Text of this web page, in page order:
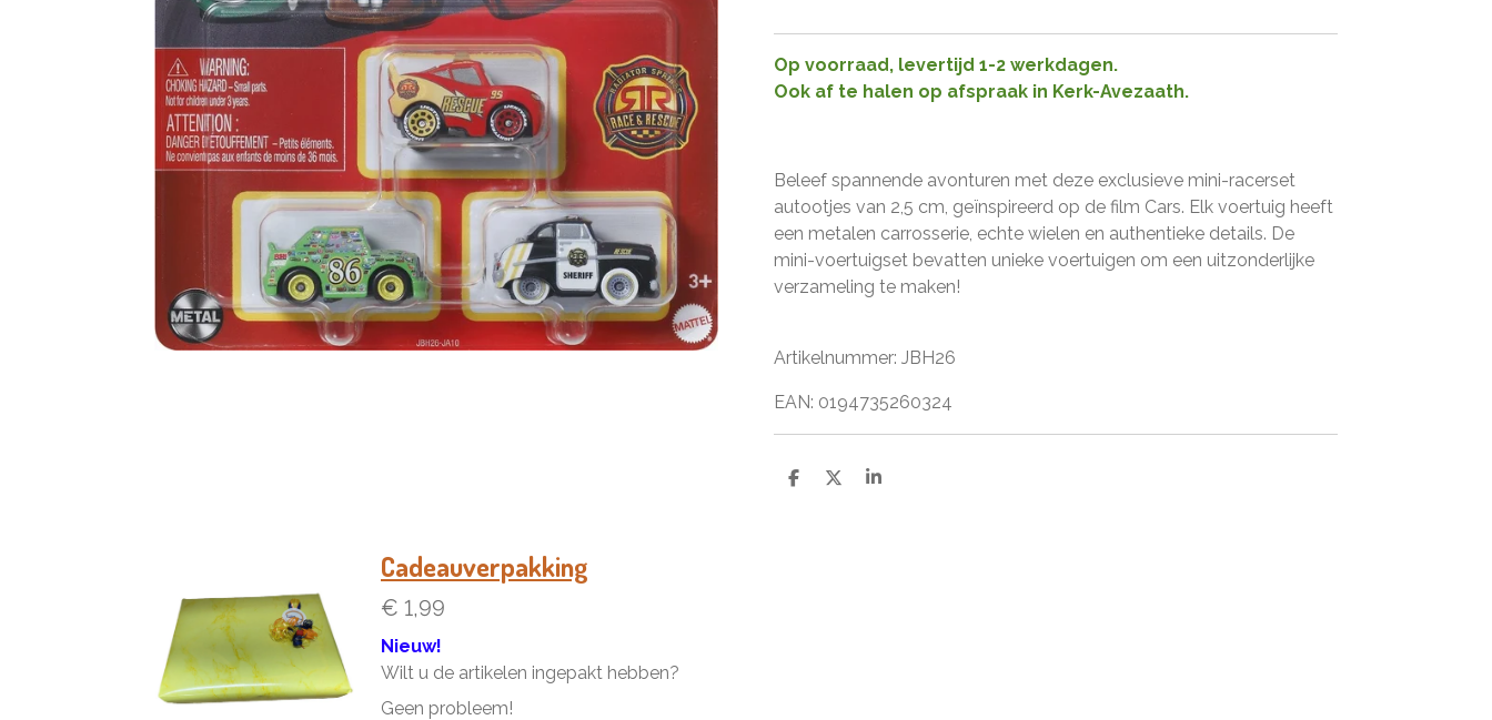
Op voorraad, levertijd 1-2 werkdagen.
Ook af te halen op afspraak in Kerk-Avezaath.
Beleef spannende avonturen met deze exclusieve mini-racerset
autootjes van 2,5 cm, geïnspireerd op de film Cars. Elk voertuig heeft
een metalen carrosserie, echte wielen en authentieke details. De
mini-voertuigset bevatten unieke voertuigen om een uitzonderlijke
verzameling te maken!
Artikelnummer: JBH26
EAN: 0194735260324
D
D
S
Cadeauverpakking
€ 1,99
Nieuw!
Wilt u de artikelen ingepakt hebben?
Geen probleem!